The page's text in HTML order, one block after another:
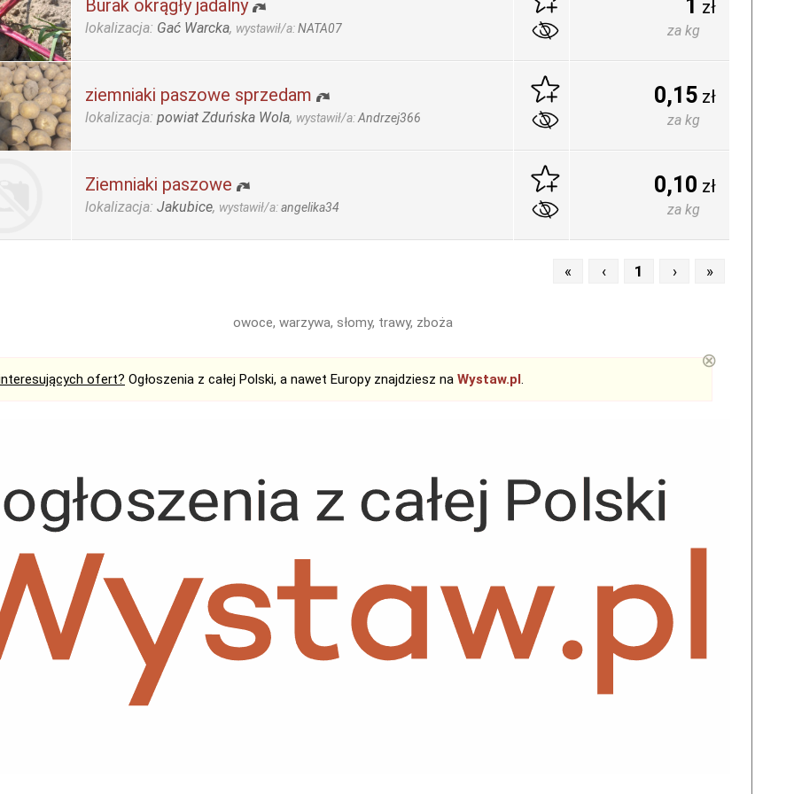
Burak okrągły jadalny
lokalizacja: Gać Warcka, wystawił/a:NATA07
1 zł
za kg
ziemniaki paszowe sprzedam
lokalizacja: powiat Zduńska Wola, wystawił/a:Andrzej366
0,15 zł
za kg
Ziemniaki paszowe
lokalizacja: Jakubice, wystawił/a:angelika34
0,10 zł
za kg
« ‹ 1 › »
owoce, warzywa, słomy, trawy, zboża
ofert? Ogłoszenia z całej Polski, a nawet Europy znajdziesz na Wystaw.pl.
⊗